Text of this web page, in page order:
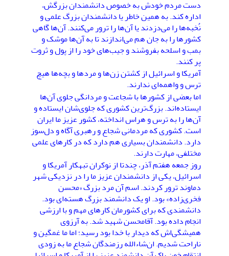
دست مردم خودش به خصوص دانشمندان بزرگش،
اداره کند. به همین خاطر یا دانشمندان بزرگ علمی و
نُخبه‌ها را می‌دزدند یا آن‌ها را ترور می‌کنند. آن‌ها گاهی
کشورها را به جان هم می‌اندازند تا به آن‌ها موشک و
بمب و اسلحه بفروشند و جیب‌های خود را از پول و ثروت
پر کنند.
آمریکا و اسرائیل از کشتن زن‌ها و مردها و بچه‌ها هیچ
ترس و واهمه‌‌ای ندارند.
اما بعضی از کشورها با شجاعت و مردانگی جلوی آن‌ها
ایستاده‌اند. بزرگ‌ترین کشوری که جلوی‌شان ایستاده و
آن‌ها را به ترس و هراس انداخته، کشور عزیز ما ایران
است. کشوری که مردمانی شجاع و رهبری آگاه و دل‌سوز
دارد. دانشمندان بسیاری هم دارد که در کارهای علمی
مختلفی، مهارت دارند.
روز جمعه هفتم آذر، چندتا از نوکران تبهکار آمریکا و
اسرائیل، یکی از دانشمندان عزیز ما را در نزدیکی شهر
دماوند ترور کردند. اسم آن مرد بزرگ «محسن
فخری‌زاده» بود. او یک دانشمند بزرگ هسته‌ای بود.
دانشمندی که برای کشورمان کارهای مهم و با ارزشی
انجام داده بود. آقامحسن شهید شد. به آرزوی
همیشگی‌اش که دیدار با خدا بود رسید؛ اما ما غمگین و
ناراحت شدیم. ان‌شاءالله رزمندگان شجاع ما به زودی